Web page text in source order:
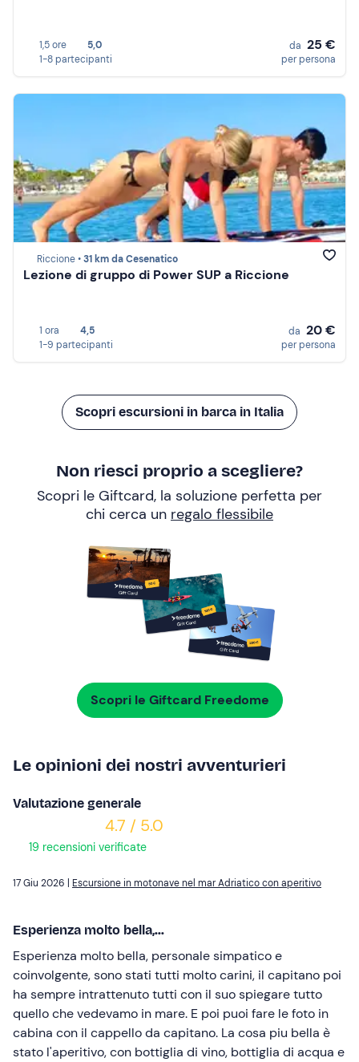
1,5 ore
5,0
1-8 partecipanti
da 25 €
per persona
Riccione •31 km da Cesenatico
Lezione di gruppo di Power SUP a Riccione
1 ora
4,5
1-9 partecipanti
da 20 €
per persona
Scopri escursioni in barca in Italia
Non riesci proprio a scegliere?
Scopri le Giftcard, la soluzione perfetta per
chi cerca un regalo flessibile
Scopri le Giftcard Freedome
Le opinioni dei nostri avventurieri
Valutazione generale
4.7 / 5.0
19 recensioni verificate
17 Giu 2026 | Escursione in motonave nel mar Adriatico con aperitivo
Esperienza molto bella,...
Esperienza molto bella, personale simpatico e
coinvolgente, sono stati tutti molto carini, il capitano poi
ha sempre intrattenuto tutti con il suo spiegare tutto
quello che vedevamo in mare. E poi puoi fare le foto in
cabina con il cappello da capitano. La cosa piu bella è
stato l'aperitivo, con bottiglia di vino, bottiglia di acqua e